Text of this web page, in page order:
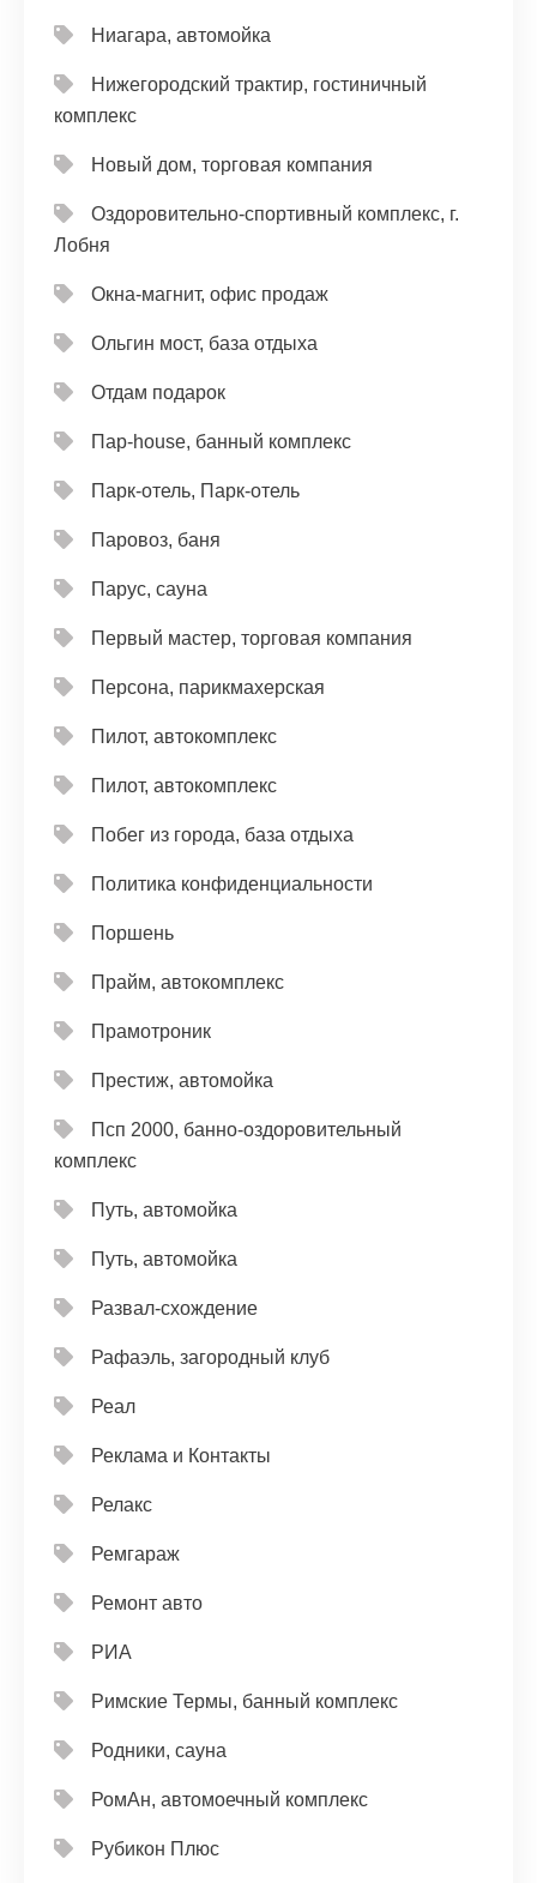
Ниагара, автомойка
Нижегородский трактир, гостиничный
комплекс
Новый дом, торговая компания
Оздоровительно-спортивный комплекс, г.
Лобня
Окна-магнит, офис продаж
Ольгин мост, база отдыха
Отдам подарок
Пар-house, банный комплекс
Парк-отель, Парк-отель
Паровоз, баня
Парус, сауна
Первый мастер, торговая компания
Персона, парикмахерская
Пилот, автокомплекс
Пилот, автокомплекс
Побег из города, база отдыха
Политика конфиденциальности
Поршень
Прайм, автокомплекс
Прамотроник
Престиж, автомойка
Псп 2000, банно-оздоровительный
комплекс
Путь, автомойка
Путь, автомойка
Развал-схождение
Рафаэль, загородный клуб
Реал
Реклама и Контакты
Релакс
Ремгараж
Ремонт авто
РИА
Римские Термы, банный комплекс
Родники, сауна
РомАн, автомоечный комплекс
Рубикон Плюс